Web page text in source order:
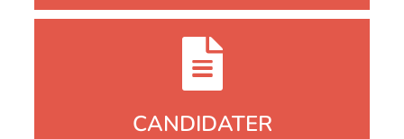
CANDIDATER